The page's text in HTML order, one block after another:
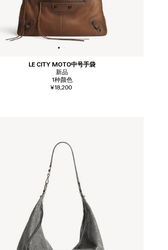
LE CITY MOTO中号手袋
新品
1种颜色
¥18,200